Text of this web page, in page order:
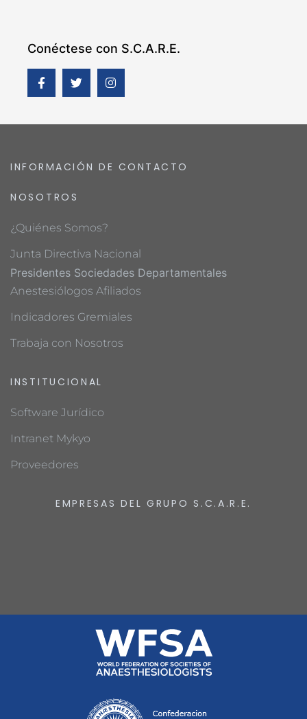
Conéctese con S.C.A.R.E.
INFORMACIÓN DE CONTACTO
NOSOTROS
¿Quiénes Somos?
Junta Directiva Nacional
Presidentes Sociedades Departamentales
Anestesiólogos Afiliados
Indicadores Gremiales
Trabaja con Nosotros
INSTITUCIONAL
Software Jurídico
Intranet Mykyo
Proveedores
EMPRESAS DEL GRUPO S.C.A.R.E.